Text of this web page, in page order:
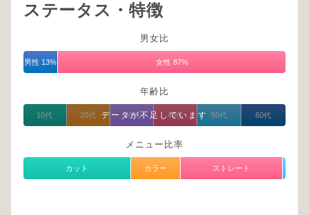
ステータス・特徴
男女比
男性 13% 女性 87%
年齢比
データが不足しています
10代 20代 30代 40代 50代 60代
メニュー比率
カット カラー ストレート